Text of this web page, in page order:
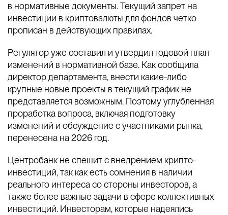
в нормативные документы. Текущий запрет на
инвестиции в криптовалюты для фондов четко
прописан в действующих правилах.
Регулятор уже составил и утвердил годовой план
изменений в нормативной базе. Как сообщила
директор департамента, внести какие-либо
крупные новые проекты в текущий график не
представляется возможным. Поэтому углубленная
проработка вопроса, включая подготовку
изменений и обсуждение с участниками рынка,
перенесена на 2026 год.
Центробанк не спешит с внедрением крипто-
инвестиций, так как есть сомнения в наличии
реального интереса со стороны инвесторов, а
также более важные задачи в сфере коллективных
инвестиций. Инвесторам, которые надеялись